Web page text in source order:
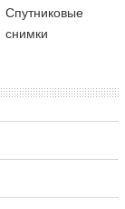
Cпутниковые
снимки